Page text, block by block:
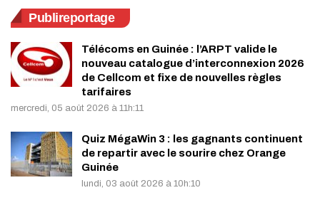
Publireportage
Télécoms en Guinée : l’ARPT valide le
nouveau catalogue d’interconnexion 2026
de Cellcom et fixe de nouvelles règles
tarifaires
mercredi, 05 août 2026 à 11h:11
Quiz MégaWin 3 : les gagnants continuent
de repartir avec le sourire chez Orange
Guinée
lundi, 03 août 2026 à 10h:10